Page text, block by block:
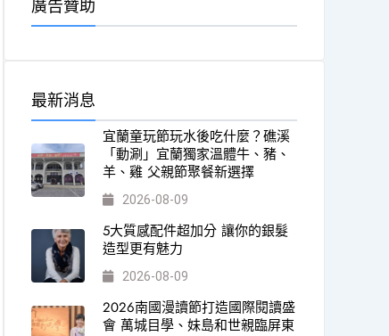
廣告贊助
最新消息
宜蘭童玩節玩水後吃什麼？礁溪
「動涮」宜蘭獨家溫體牛、豬、
羊、雞 父親節聚餐新選擇
2026-08-09
5大質感配件超加分 讓你的銀髮
造型更有魅力
2026-08-09
2026南國漫讀節打造國際閱讀盛
會 萬城目學、妹島和世親臨屏東